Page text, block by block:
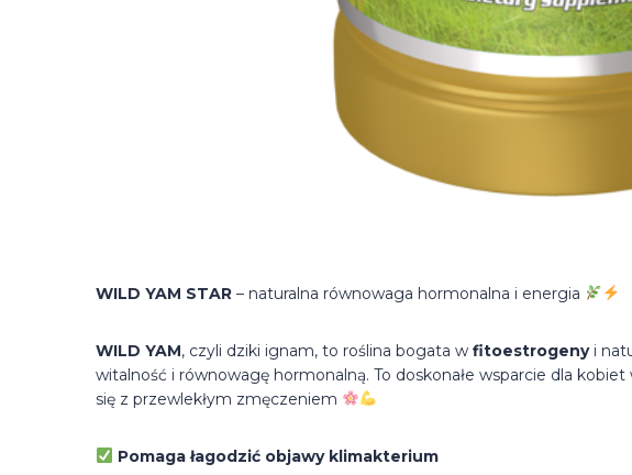
WILD YAM STAR – naturalna równowaga hormonalna i energia
WILD YAM, czyli dziki ignam, to roślina bogata w fitoestrogenyi
witalność i równowagę hormonalną. To doskonałe wsparcie dla
się z przewlekłym zmęczeniem
Pomaga łagodzić objawy klimakterium